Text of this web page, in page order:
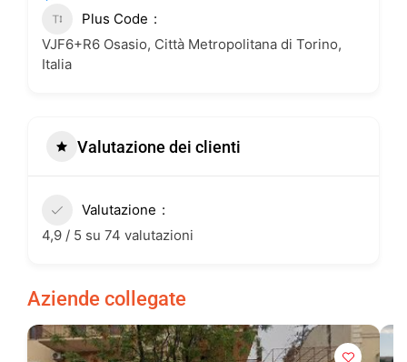
Plus Code
VJF6+R6 Osasio, Città Metropolitana di Torino,
Italia
Valutazione dei clienti
Valutazione
4,9 / 5 su 74 valutazioni
Aziende collegate